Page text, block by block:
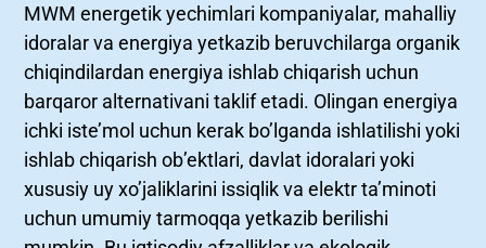
MWM energetik yechimlari kompaniyalar, mahalliy
idoralar va energiya yetkazib beruvchilarga organik
chiqindilardan energiya ishlab chiqarish uchun
barqaror alternativani taklif etadi. Olingan energiya
ichki iste’mol uchun kerak bo’lganda ishlatilishi yoki
ishlab chiqarish ob’ektlari, davlat idoralari yoki
xususiy uy xo’jaliklarini issiqlik va elektr ta’minoti
uchun umumiy tarmoqqa yetkazib berilishi